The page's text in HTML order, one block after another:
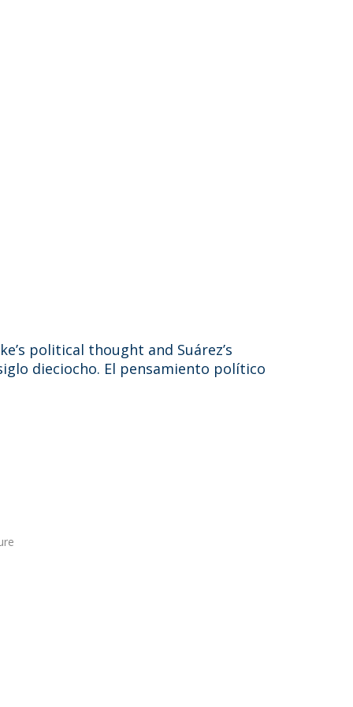
political thought and Suárez’s
dieciocho. El pensamiento político